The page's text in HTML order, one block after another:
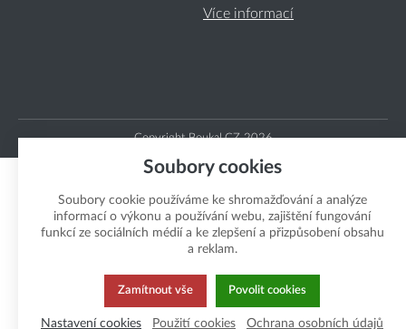
Více informací
Copyright Boukal.CZ 2026
Soubory cookies
Soubory cookie používáme ke shromažďování a analýze
informací o výkonu a používání webu, zajištění fungování
funkcí ze sociálních médií a ke zlepšení a přizpůsobení obsahu
a reklam.
Zamítnout vše Povolit cookies
Nastavení cookies Použití cookies Ochrana osobních údajů